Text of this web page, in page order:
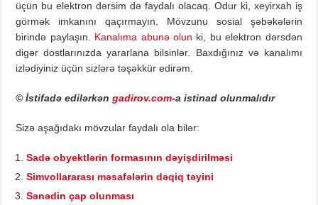
üçün bu elektron dərsim də faydalı olacaq. Odur ki, xeyirxah iş
görmək imkanını qaçırmayın. Mövzunu sosial şəbəkələrin
birində paylaşın. Kanalıma abunə olun ki, bu elektron dərsdən
digər dostlarınızda yararlana bilsinlər. Baxdığınız və kanalımı
izlədiyiniz üçün sizlərə təşəkkür edirəm.
© İstifadə edilərkəngadirov.com-a istinad olunmalıdır
Sizə aşağıdakı mövzular faydalı ola bilər:
Sadə obyektlərin formasının dəyişdirilməsi
Simvollararası məsafələrin dəqiq təyini
Sənədin çap olunması